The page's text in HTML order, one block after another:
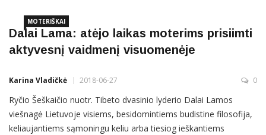
MOTERIŠKAI
Dalai Lama: atėjo laikas moterims prisiimti
aktyvesnį vaidmenį visuomenėje
Karina Vladičkė 2018-06-27 0
Ryčio Šeškaičio nuotr. Tibeto dvasinio lyderio Dalai Lamos
viešnagė Lietuvoje visiems, besidomintiems budistine filosofija,
keliaujantiems sąmoningu keliu arba tiesiog ieškantiems